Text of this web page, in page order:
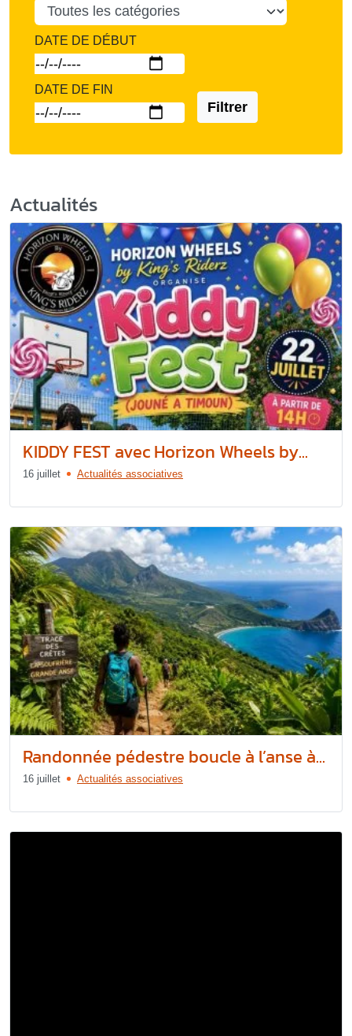
DATE DE DÉBUT
DATE DE FIN
Filtrer
Actualités
KIDDY FEST avec Horizon Wheels by...
16 juillet Actualités associatives
Randonnée pédestre boucle à l’anse à...
16 juillet Actualités associatives